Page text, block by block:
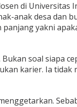
di Universitas
anak desa dan
yakni
soal siapa
karier. Ia